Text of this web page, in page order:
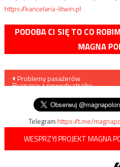
https://kancelaria-litwin.pl
PODOBA CI SIĘ TO CO
MAGNA
Nawigacja
wpisu
Problemy pasażerów
Ryanaira: z powodu strajku
Telegramhttps://t.me/
WESPRZYJ PROJEKT MAGNA